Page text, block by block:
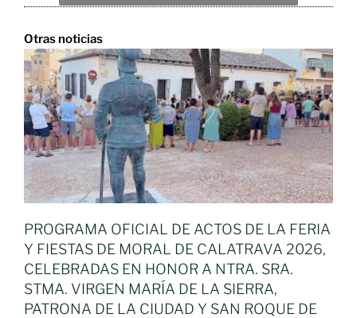
Otras noticias
PROGRAMA OFICIAL DE ACTOS DE LA FERIA
Y FIESTAS DE MORAL DE CALATRAVA 2026,
CELEBRADAS EN HONOR A NTRA. SRA.
STMA. VIRGEN MARÍA DE LA SIERRA,
PATRONA DE LA CIUDAD Y SAN ROQUE DE